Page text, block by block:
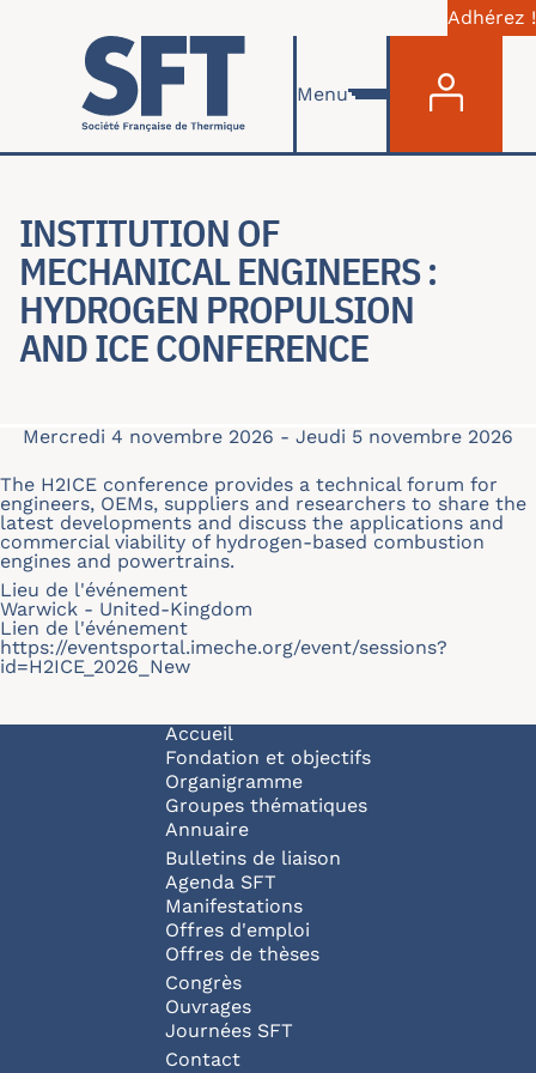
Aller au contenu principal
Adhérez !
Menu
INSTITUTION OF
MECHANICAL ENGINEERS :
HYDROGEN PROPULSION
AND ICE CONFERENCE
Mercredi 4 novembre 2026 - Jeudi 5 novembre 2026
The H2ICE conference provides a technical forum for
engineers, OEMs, suppliers and researchers to share the
latest developments and discuss the applications and
commercial viability of hydrogen-based combustion
engines and powertrains.
Lieu de l'événement
Warwick - United-Kingdom
Lien de l'événement
https://eventsportal.imeche.org/event/sessions?
id=H2ICE_2026_New
Navigation principale
Accueil
Fondation et objectifs
Organigramme
Groupes thématiques
Annuaire
Bulletins de liaison
Agenda SFT
Manifestations
Offres d'emploi
Offres de thèses
Congrès
Ouvrages
Journées SFT
Pied de page
Contact